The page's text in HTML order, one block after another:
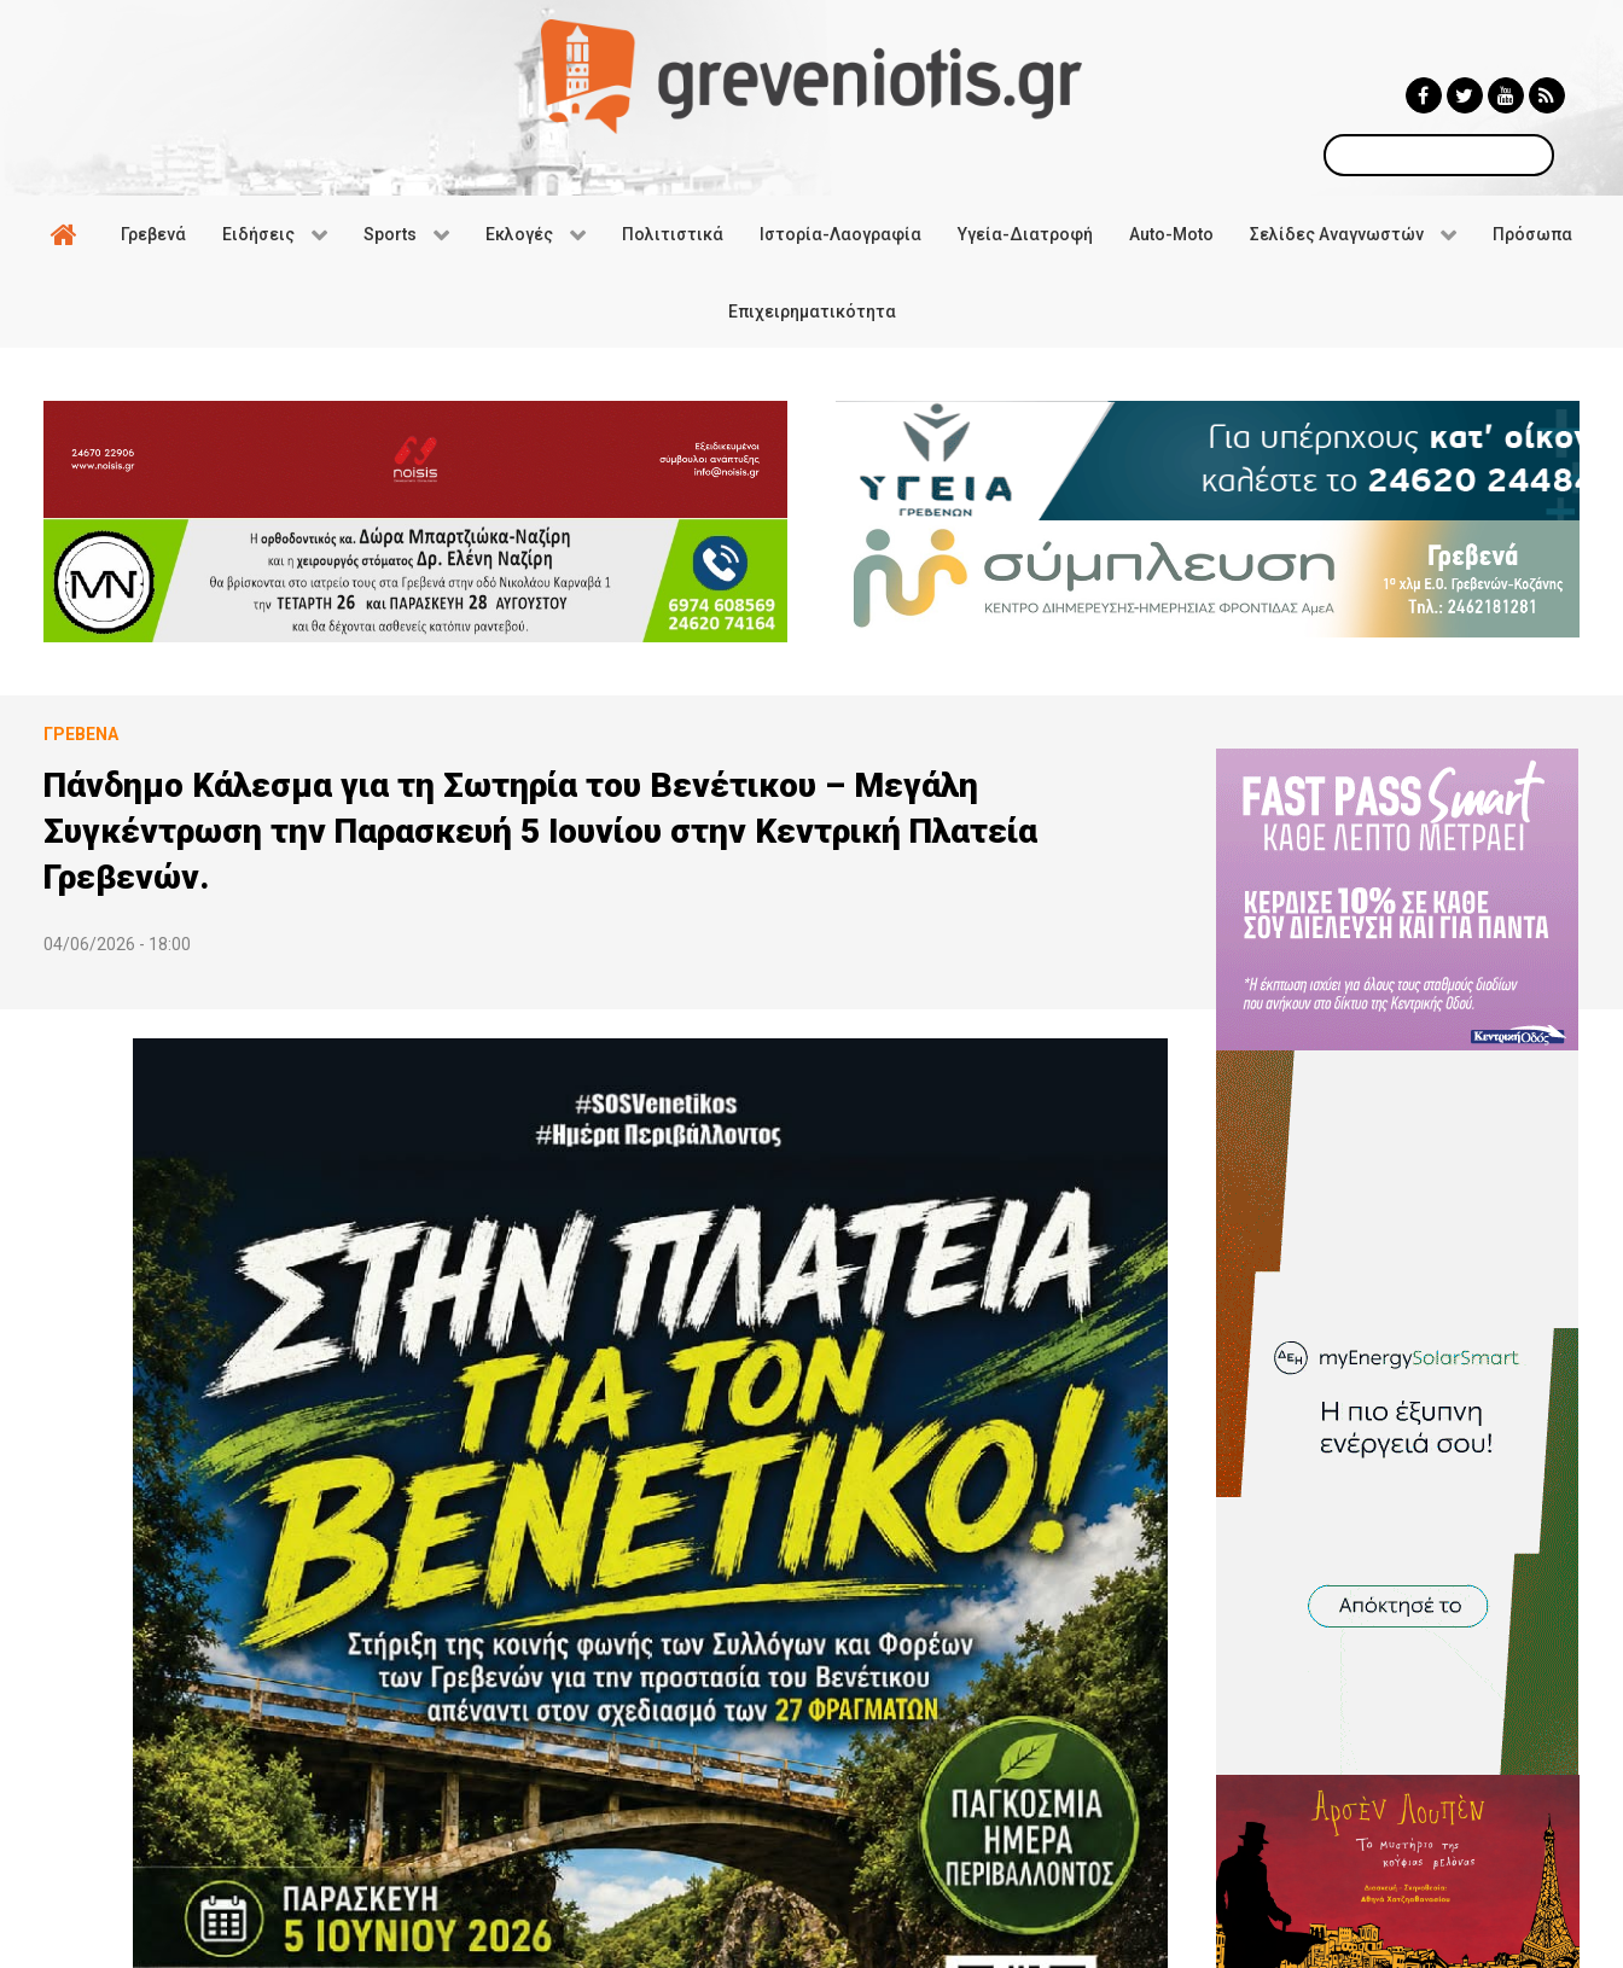
Αναζήτηση
Γρεβενά Ειδήσεις Sports Εκλογές Πολιτιστικά Ιστορία-Λαογραφία Υγεία-Διατροφή Auto-Moto Σελίδες Αναγνωστών Πρόσωπα
Επιχειρηματικότητα
ΓΡΕΒΕΝΆ
Πάνδημο Κάλεσμα για τη Σωτηρία του Βενέτικου – Μεγάλη
Συγκέντρωση την Παρασκευή 5 Ιουνίου στην Κεντρική Πλατεία
Γρεβενών.
04/06/2026 - 18:00